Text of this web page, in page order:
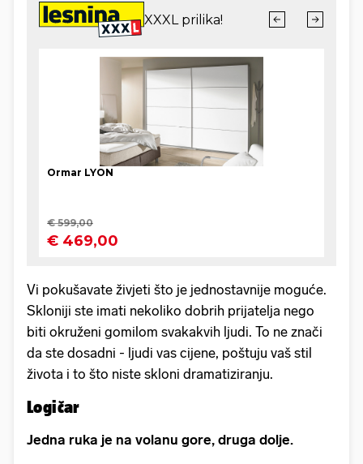
Vi pokušavate živjeti što je jednostavnije moguće.
Skloniji ste imati nekoliko dobrih prijatelja nego
biti okruženi gomilom svakakvih ljudi. To ne znači
da ste dosadni - ljudi vas cijene, poštuju vaš stil
života i to što niste skloni dramatiziranju.
Logičar
Jedna ruka je na volanu gore, druga dolje.